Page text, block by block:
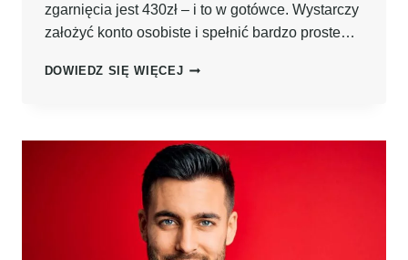
zgarnięcia jest 430zł – i to w gotówce. Wystarczy
założyć konto osobiste i spełnić bardzo proste…
DOWIEDZ SIĘ WIĘCEJZYSKAJ
DARMOWEGO
KONTA
OSOBISTEGO
PROMOCJI
BNP
PARIBAS!